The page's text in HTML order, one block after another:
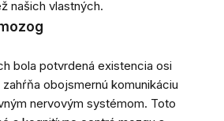
našich vlastných.
bola potvrdená existencia osi
zahŕňa obojsmernú komunikáciu
nervovým systémom. Toto